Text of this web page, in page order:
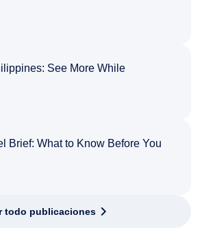
See More While
Brief: What to Know Before You
todo publicaciones